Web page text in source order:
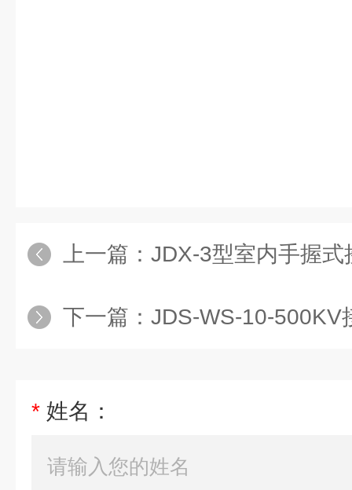
上一篇： JDX-3型室内手握式
下一篇： JDS-WS-10-500KV
* 姓名：